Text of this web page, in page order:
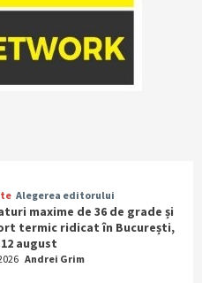
Alegerea editorului
maxime de 36 de grade și
termic ridicat în București,
august
Andrei Grim